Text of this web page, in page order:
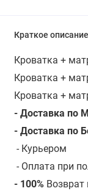
Краткое описание
Кроватка +
Кроватка +
Кроватка +
- Доставка по
- Доставка по
- Курьером
- Оплата при
- 100% Возврат